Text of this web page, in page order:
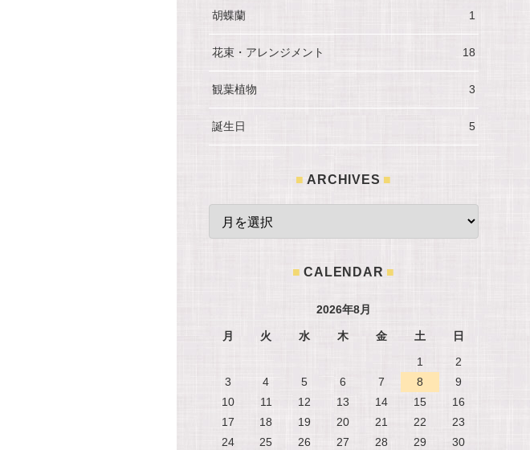
胡蝶蘭 1
花束・アレンジメント 18
観葉植物 3
誕生日 5
ARCHIVES
CALENDAR
2026年8月
月 火 水 木 金 土
日
1
2
3
4 5 6 7 8
9
10
11 12 13 14 15
16
17
18 19 20 21 22
23
24
25 26 27 28 29
30